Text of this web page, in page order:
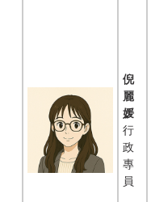
倪
麗
媛
行
政
專
員